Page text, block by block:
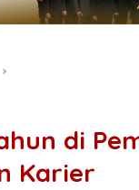
di
Karier